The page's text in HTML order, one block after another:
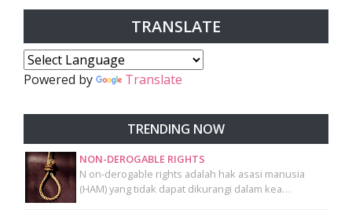
TRANSLATE
Powered by Translate
TRENDING NOW
NON-DEROGABLE RIGHTS
N on-derogable rights adalah hak asasi manusia
(HAM) yang tidak dapat dikurangi dalam kea…